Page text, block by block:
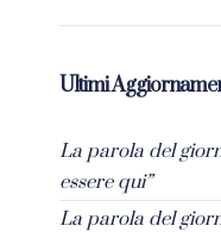
Ultimi
La parola del
essere qui”
La parola del